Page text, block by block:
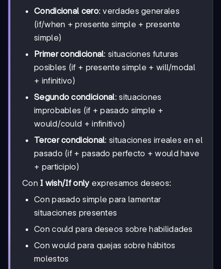
Condicional cero: verdades generales
(if/when + presente simple + presente
simple)
Primer condicional: situaciones futuras
posibles (if + presente simple + will/modal
+ infinitivo)
Segundo condicional: situaciones
improbables (if + pasado simple +
would/could + infinitivo)
Tercer condicional: situaciones irreales en el
pasado (if + pasado perfecto + would have
+ participio)
Con I wish/If only expresamos deseos:
Con pasado simple para lamentar
situaciones presentes
Con could para deseos sobre habilidades
Con would para quejas sobre hábitos
molestos